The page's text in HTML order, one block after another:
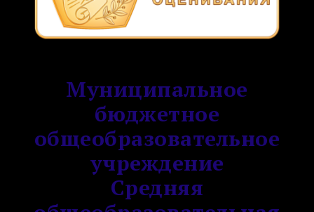
Муниципальное
бюджетное
общеобразовательное
учреждение
Средняя